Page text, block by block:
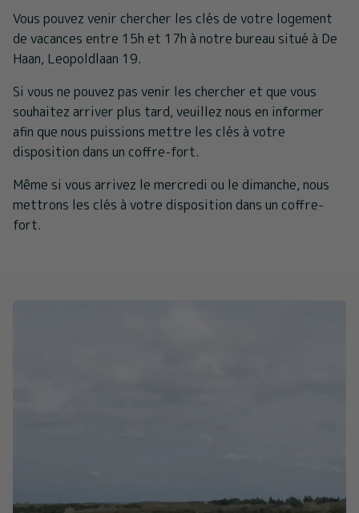
Vous pouvez venir chercher les clés de votre logement
de vacances entre 15h et 17h à notre bureau situé à De
Haan, Leopoldlaan 19.
Si vous ne pouvez pas venir les chercher et que vous
souhaitez arriver plus tard, veuillez nous en informer
afin que nous puissions mettre les clés à votre
disposition dans un coffre-fort.
Même si vous arrivez le mercredi ou le dimanche, nous
mettrons les clés à votre disposition dans un coffre-
fort.